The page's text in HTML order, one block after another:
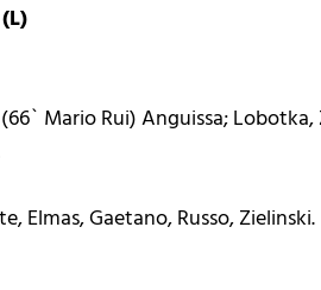
Mario Rui) Anguissa;
Elmas, Gaetano, Russo, Zielinski.